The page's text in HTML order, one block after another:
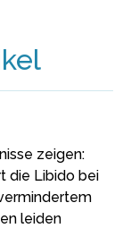
zeigen:
die Libido bei
leiden